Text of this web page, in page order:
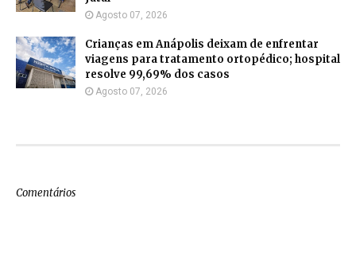
Agosto 07, 2026
Crianças em Anápolis deixam de enfrentar
viagens para tratamento ortopédico; hospital
resolve 99,69% dos casos
Agosto 07, 2026
Comentários